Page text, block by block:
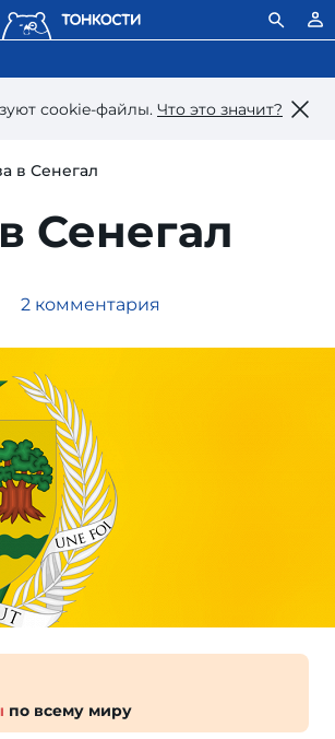
сookie-файлы. Что это значит?
в Сенегал
Сенегал
2 комментария
по всему миру